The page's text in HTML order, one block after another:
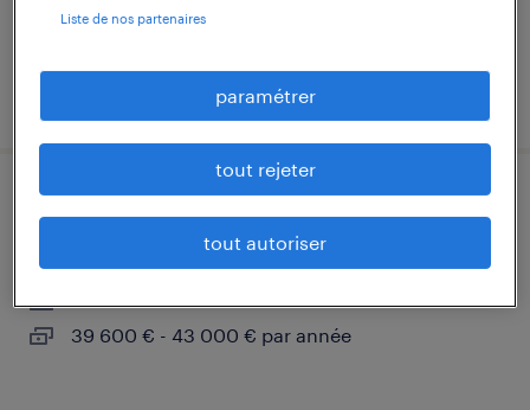
publié le 21 juillet 2026
vénissieux, rhône
39 600 € - 43 000 € par année
Liste de nos partenaires
paramétrer
tout rejeter
tout autoriser